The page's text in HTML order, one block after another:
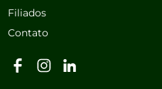
Filiados
Contato